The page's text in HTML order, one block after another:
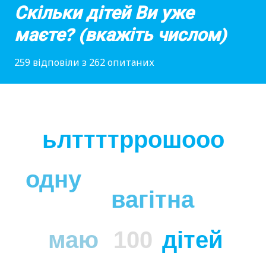
Скільки дітей Ви уже
маєте? (вкажіть числом)
259 відповіли з 262 опитаних
100
вагітна
дітей
маю
одну
ьлттттррошооо